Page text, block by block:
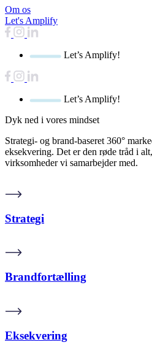
Om os
Let's Amplify
Let’s Amplify!
Let’s Amplify!
Dyk ned i vores mindset
Strategi- og brand-baseret 360°
eksekvering. Det er den røde tråd i
virksomheder vi samarbejder med.
Strategi
Brandfortælling
Eksekvering